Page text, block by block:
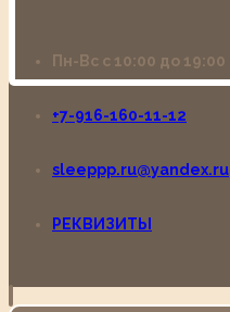
Пн-Вс с 10:00 до 19:00
+7-916-160-11-12
sleeppp.ru@yandex.ru
РЕКВИЗИТЫ